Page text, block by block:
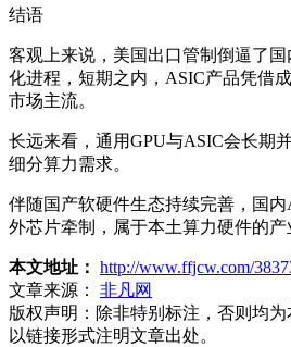
结语
客观上来说，美国出口管制倒逼了
化进程，短期之内，ASIC产品凭借
市场主流。
长远来看，通用GPU与ASIC会长期
细分算力需求。
伴随国产软硬件生态持续完善，国
外芯片牵制，属于本土算力硬件的产
本文地址： http://www.ffjcw.com/
文章来源：
非凡网
版权声明： 除非特别标注，否则均
以链接形式注明文章出处。